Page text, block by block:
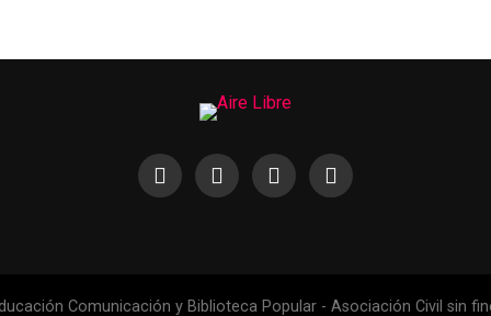
Comunicación y Biblioteca Popular - Asociación Civil sin